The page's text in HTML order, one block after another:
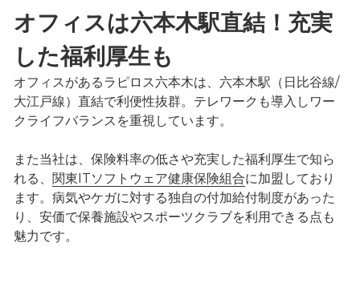
オフィスは六本木駅直結！充実
した福利厚生も
オフィスがあるラピロス六本木は、六本木駅（日比谷線/
大江戸線）直結で利便性抜群。テレワークも導入しワー
クライフバランスを重視しています。
また当社は、保険料率の低さや充実した福利厚生で知ら
れる、 関東ITソフトウェア健康保険組合に加盟しており
ます。病気やケガに対する独自の付加給付制度があった
り、安価で保養施設やスポーツクラブを利用できる点も
魅力です。